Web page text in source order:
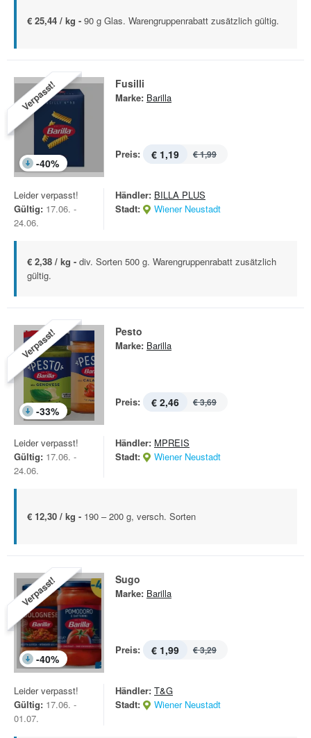
€ 25,44 / kg - 90 g Glas. Warengruppenrabatt zusätzlich gültig.
Verpasst!
-40%
Fusilli
Marke: Barilla
Preis: € 1,19 € 1,99
Leider verpasst!
Gültig: 17.06. -
24.06.
Händler: BILLA PLUS
Stadt:
Wiener Neustadt
€ 2,38 / kg - div. Sorten 500 g. Warengruppenrabatt zusätzlich
gültig.
Verpasst!
-33%
Pesto
Marke: Barilla
Preis: € 2,46 € 3,69
Leider verpasst!
Gültig: 17.06. -
24.06.
Händler: MPREIS
Stadt:
Wiener Neustadt
€ 12,30 / kg - 190 – 200 g, versch. Sorten
Verpasst!
-40%
Sugo
Marke: Barilla
Preis: € 1,99 € 3,29
Leider verpasst!
Gültig: 17.06. -
01.07.
Händler: T&G
Stadt:
Wiener Neustadt